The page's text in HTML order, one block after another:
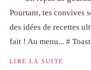
Pourtant, tes convives
des idées de recettes
fait ! Au menu... #
LIRE LA SUITE